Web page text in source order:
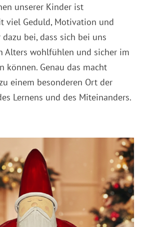
unserer Kinder ist
viel Geduld, Motivation und
bei, dass sich bei uns
Alters wohlfühlen und sicher im
können. Genau das macht
einem besonderen Ort der
Lernens und des Miteinanders.